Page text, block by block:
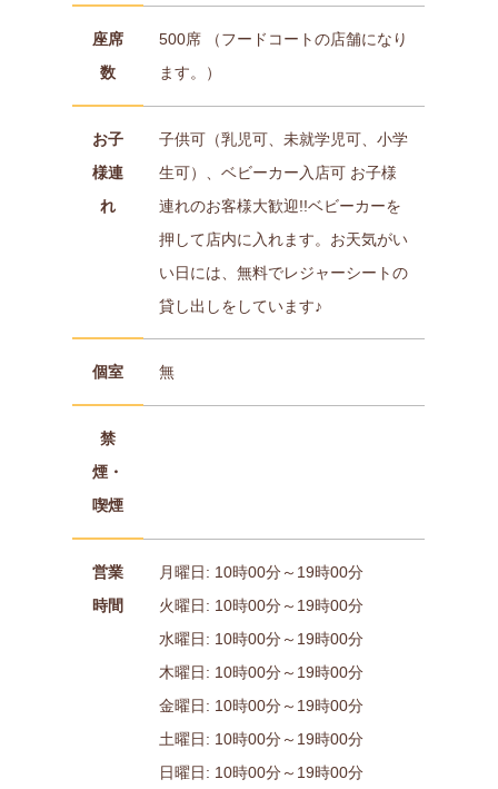
座席
数
500席 （フードコートの店舗になり
ます。）
お子
様連
れ
子供可（乳児可、未就学児可、小学
生可）、ベビーカー入店可 お子様
連れのお客様大歓迎!!ベビーカーを
押して店内に入れます。お天気がい
い日には、無料でレジャーシートの
貸し出しをしています♪
個室 無
禁
煙・
喫煙
営業
時間
月曜日: 10時00分～19時00分
火曜日: 10時00分～19時00分
水曜日: 10時00分～19時00分
木曜日: 10時00分～19時00分
金曜日: 10時00分～19時00分
土曜日: 10時00分～19時00分
日曜日: 10時00分～19時00分